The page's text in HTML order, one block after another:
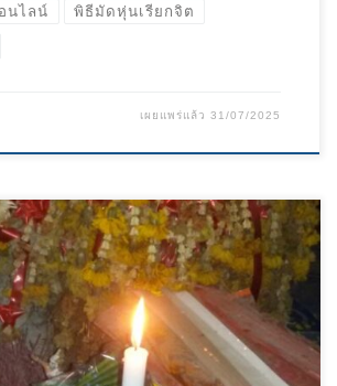
นไลน์ พิธีมัดหุ่นเรียกจิต
เผยแพร่แล้ว31/07/2025